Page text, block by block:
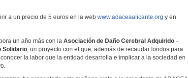
a un precio de 5 euros en la web www.adaceaalicante.org y en
un año más con la Asociación de Daño Cerebral Adquirido –
Solidario, un proyecto con el que, además de recaudar fondos para
la labor que la entidad desarrolla e implicar a la sociedad en